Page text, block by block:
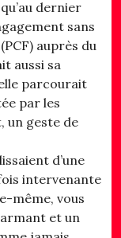
dernier
sans
auprès du
aussi sa
parcourait
par les
un geste de
d’une
intervenante
même, vous
et un